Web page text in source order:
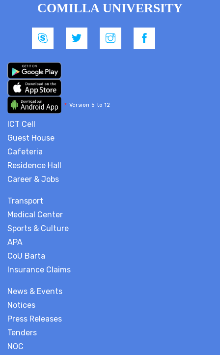
News & Events
Notices
Press Releases
Tenders
NOC
COMILLA UNIVERSITY
* Version 5 to 12
ICT Cell
Guest House
Cafeteria
Residence Hall
Career & Jobs
Transport
Medical Center
Sports & Culture
APA
CoU Barta
Insurance Claims